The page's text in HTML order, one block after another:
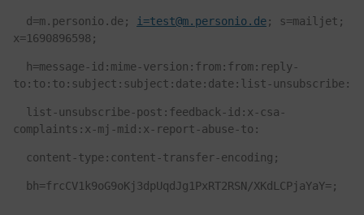
d=m.personio.de; i=test@m.personio.de; s=mailjet;
x=1690896598;
h=message-id:mime-version:from:from:reply-
to:to:to:subject:subject:date:date:list-unsubscribe:
list-unsubscribe-post:feedback-id:x-csa-
complaints:x-mj-mid:x-report-abuse-to:
content-type:content-transfer-encoding;
bh=frcCV1k9oG9oKj3dpUqdJg1PxRT2RSN/XKdLCPjaYaY=;